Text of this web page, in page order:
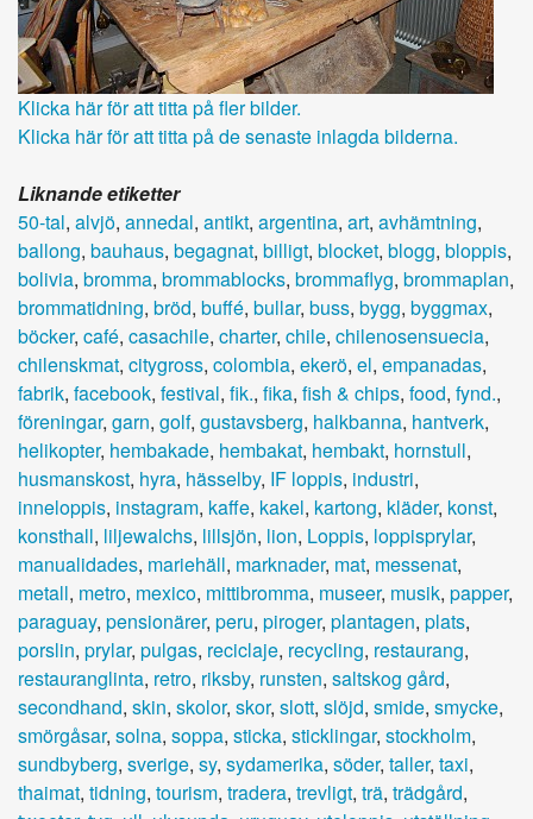
Klicka här för att titta på fler bilder.
Klicka här för att titta på de senaste inlagda bilderna.
Liknande etiketter
50-tal, alvjö, annedal, antikt, argentina, art, avhämtning,
ballong, bauhaus, begagnat, billigt, blocket, blogg, bloppis,
bolivia, bromma, brommablocks, brommaflyg, brommaplan,
brommatidning, bröd, buffé, bullar, buss, bygg, byggmax,
böcker, café, casachile, charter, chile, chilenosensuecia,
chilenskmat, citygross, colombia, ekerö, el, empanadas,
fabrik, facebook, festival, fik., fika, fish & chips, food, fynd.,
föreningar, garn, golf, gustavsberg, halkbanna, hantverk,
helikopter, hembakade, hembakat, hembakt, hornstull,
husmanskost, hyra, hässelby, IF loppis, industri,
inneloppis, instagram, kaffe, kakel, kartong, kläder, konst,
konsthall, liljewalchs, lillsjön, lion, Loppis, loppisprylar,
manualidades, mariehäll, marknader, mat, messenat,
metall, metro, mexico, mittibromma, museer, musik, papper,
paraguay, pensionärer, peru, piroger, plantagen, plats,
porslin, prylar, pulgas, reciclaje, recycling, restaurang,
restauranglinta, retro, riksby, runsten, saltskog gård,
secondhand, skin, skolor, skor, slott, slöjd, smide, smycke,
smörgåsar, solna, soppa, sticka, sticklingar, stockholm,
sundbyberg, sverige, sy, sydamerika, söder, taller, taxi,
thaimat, tidning, tourism, tradera, trevligt, trä, trädgård,